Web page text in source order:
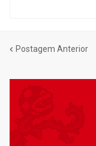
Postagem Anterior